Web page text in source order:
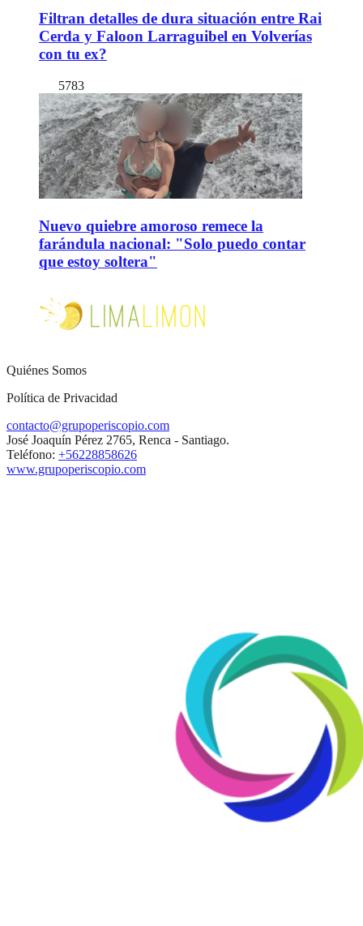
Filtran detalles de dura situación entre Rai
Cerda y Faloon Larraguibel en Volverías
con tu ex?
5783
Nuevo quiebre amoroso remece la
farándula nacional: "Solo puedo contar
que estoy soltera"
Quiénes Somos
Política de Privacidad
contacto@grupoperiscopio.com
José Joaquín Pérez 2765, Renca - Santiago.
Teléfono: +56228858626
www.grupoperiscopio.com